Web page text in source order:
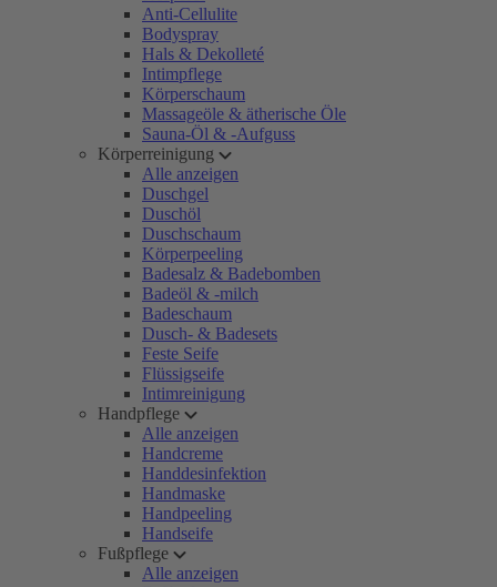
Anti-Cellulite
Bodyspray
Hals & Dekolleté
Intimpflege
Körperschaum
Massageöle & ätherische Öle
Sauna-Öl & -Aufguss
Körperreinigung
Alle anzeigen
Duschgel
Duschöl
Duschschaum
Körperpeeling
Badesalz & Badebomben
Badeöl & -milch
Badeschaum
Dusch- & Badesets
Feste Seife
Flüssigseife
Intimreinigung
Handpflege
Alle anzeigen
Handcreme
Handdesinfektion
Handmaske
Handpeeling
Handseife
Fußpflege
Alle anzeigen